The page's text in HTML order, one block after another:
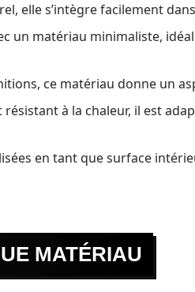
elle s’intègre facilement
un matériau minimaliste,
ce matériau donne un
résistant à la chaleur, il est
en tant que surface
MATÉRIAU